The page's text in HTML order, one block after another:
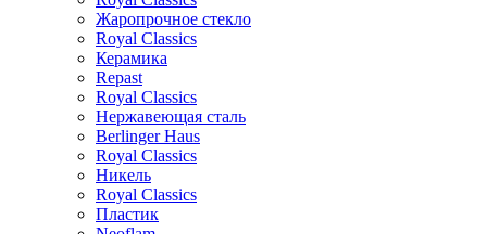
Жаропрочное стекло
Royal Classics
Керамика
Repast
Royal Classics
Нержавеющая сталь
Berlinger Haus
Royal Classics
Никель
Royal Classics
Пластик